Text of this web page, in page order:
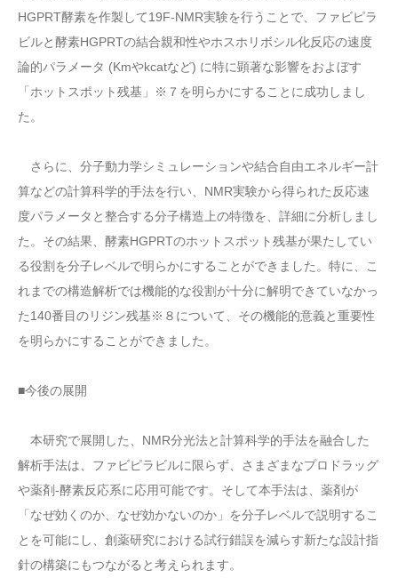
HGPRT酵素を作製して19F-NMR実験を行うことで、ファビピラ
ビルと酵素HGPRTの結合親和性やホスホリボシル化反応の速度
論的パラメータ (Kmやkcatなど) に特に顕著な影響をおよぼす
「ホットスポット残基」※７を明らかにすることに成功しまし
た。
さらに、分子動力学シミュレーションや結合自由エネルギー計
算などの計算科学的手法を行い、NMR実験から得られた反応速
度パラメータと整合する分子構造上の特徴を、詳細に分析しまし
た。その結果、酵素HGPRTのホットスポット残基が果たしてい
る役割を分子レベルで明らかにすることができました。特に、こ
れまでの構造解析では機能的な役割が十分に解明できていなかっ
た140番目のリジン残基※８について、その機能的意義と重要性
を明らかにすることができました。
■今後の展開
本研究で展開した、NMR分光法と計算科学的手法を融合した
解析手法は、ファビピラビルに限らず、さまざまなプロドラッグ
や薬剤-酵素反応系に応用可能です。そして本手法は、薬剤が
「なぜ効くのか、なぜ効かないのか」を分子レベルで説明するこ
とを可能にし、創薬研究における試行錯誤を減らす新たな設計指
針の構築にもつながると考えられます。